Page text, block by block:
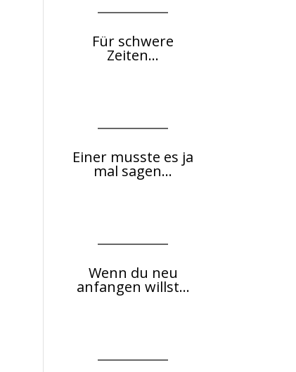
Für schwere
Zeiten...
Einer musste es ja
mal sagen...
Wenn du neu
anfangen willst...